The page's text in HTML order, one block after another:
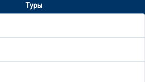
Туры